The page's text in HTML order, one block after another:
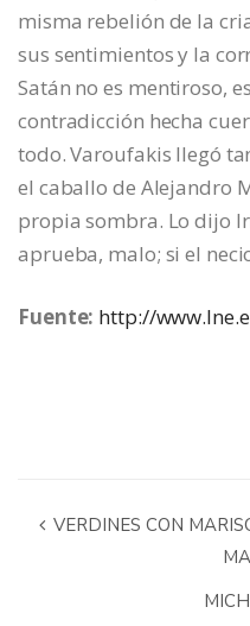
misma rebelión de la
sus sentimientos y la
Satán no es mentiroso,
contradicción hecha
todo. Varoufakis llegó
el caballo de Alejandro
propia sombra. Lo dijo
aprueba, malo; si el
Fuente: http://
VERDINES CON